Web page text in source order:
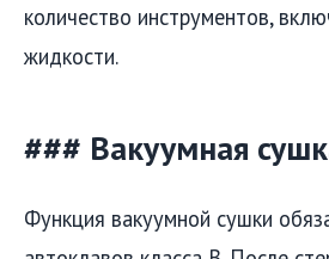
количество инструментов,
жидкости.
### Вакуумная
Функция вакуумной сушки